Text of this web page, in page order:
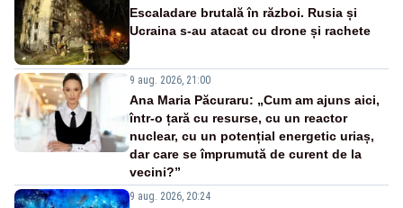
Escaladare brutală în război. Rusia și
Ucraina s-au atacat cu drone și rachete
9 aug. 2026, 21:00
Ana Maria Păcuraru: „Cum am ajuns aici,
într-o țară cu resurse, cu un reactor
nuclear, cu un potențial energetic uriaș,
dar care se împrumută de curent de la
vecini?”
9 aug. 2026, 20:24